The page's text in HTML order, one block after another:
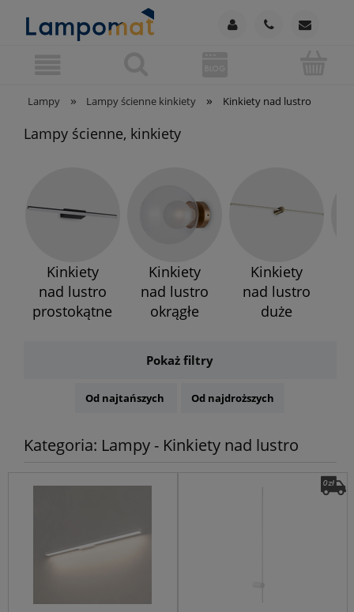
Lampy » Lampy ścienne kinkiety » Kinkiety nad lustro
Lampy ścienne, kinkiety
Kinkiety
nad lustro
prostokątne
Kinkiety
nad lustro
okrągłe
Kinkiety
nad lustro
duże
Pokaż filtry
Od najtańszych Od najdroższych
Kategoria: Lampy - Kinkiety nad lustro